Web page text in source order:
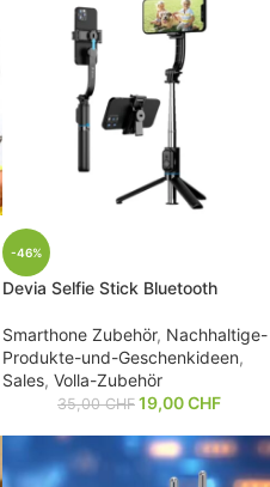
-46%
Devia Selfie Stick Bluetooth
Smarthone Zubehör, Nachhaltige-
Produkte-und-Geschenkideen,
Sales, Volla-Zubehör
35,00CHF 19,00CHF